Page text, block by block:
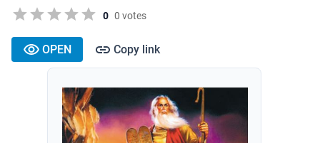
0 0 votes
OPEN Copy link